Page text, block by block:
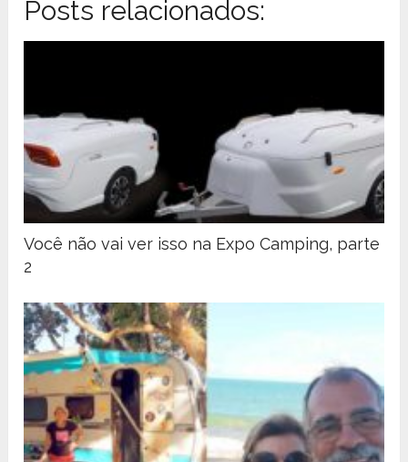
Posts relacionados:
Você não vai ver isso na Expo Camping, parte
2